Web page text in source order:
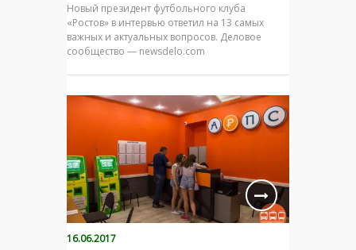
Новый президент футбольного клуба
«Ростов» в интервью ответил на 13 самых
важных и актуальных вопросов. Деловое
сообщество — newsdelo.com
16.06.2017